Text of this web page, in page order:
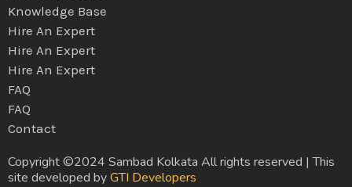
Knowledge Base
Hire An Expert
Hire An Expert
Hire An Expert
FAQ
FAQ
Contact
Copyright ©2024 Sambad Kolkata All rights reserved | This
site developed byGTI Developers